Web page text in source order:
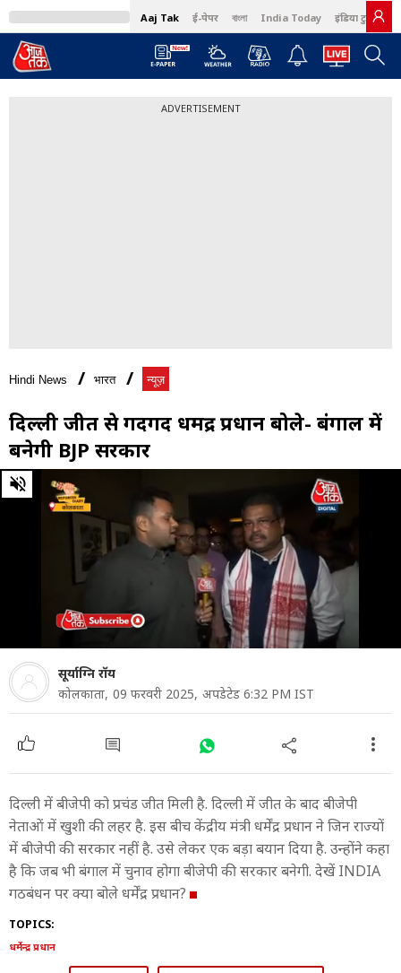
Aaj Tak ई-पेपर বাংলা India Today इंडिया टुडे हिंदी
ADVERTISEMENT
Hindi News भारत न्यूज़
दिल्ली जीत से गदगद धर्मेंद्र प्रधान बोले- बंगाल में
बनेगी BJP सरकार
0
of
सूर्याग्नि रॉय
कोलकाता, 09 फरवरी 2025, अपडेटेड 6:32 PM IST
दिल्ली में बीजेपी को प्रचंड जीत मिली है. दिल्ली में जीत के बाद बीजेपी
नेताओं में खुशी की लहर है. इस बीच केंद्रीय मंत्री धर्मेंद्र प्रधान ने जिन राज्यों
में बीजेपी की सरकार नहीं है. उसे लेकर एक बड़ा बयान दिया है. उन्होंने कहा
है कि जब भी बंगाल में चुनाव होगा बीजेपी की सरकार बनेगी. देखें INDIA
गठबंधन पर क्या बोले धर्मेंद्र प्रधान?
TOPICS:
धर्मेन्द्र प्रधान